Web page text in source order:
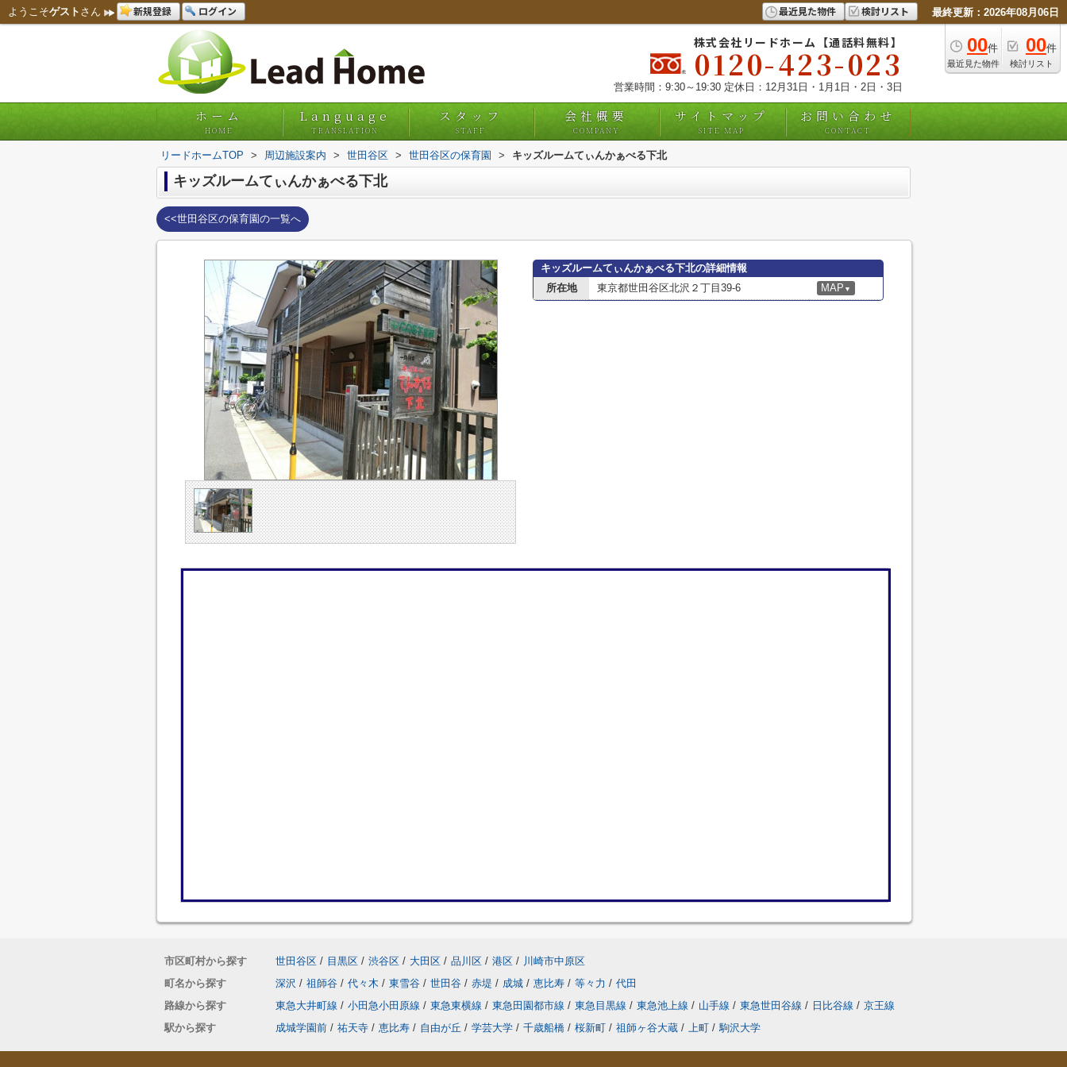
ようこそゲスト さん 新規登録 ログイン 最近見た物件 検討リスト 最終更新：2026年08月06日
00件
最近見た物件
00件
検討リスト
株式会社リードホーム【通話料無料】
0120-423-023
営業時間：9:30～19:30 定休日：12月31日・1月1日・2日・3日
ホーム
HOME
Language
TRANSLATION
スタッフ
STAFF
会社概要
COMPANY
サイトマップ
SITE MAP
お問い合わせ
CONTACT
リードホームTOP > 周辺施設案内 > 世田谷区 > 世田谷区の保育園 > キッズルームてぃんかぁべる下北
キッズルームてぃんかぁべる下北
<<世田谷区の保育園の一覧へ
キッズルームてぃんかぁべる下北の詳細情報
所在地
東京都世田谷区北沢２丁目39-6 MAP ▼
市区町村から探す 世田谷区 / 目黒区 / 渋谷区 / 大田区 / 品川区 / 港区 / 川崎市中原区
町名から探す
深沢 / 祖師谷 / 代々木 / 東雪谷 / 世田谷 / 赤堤 / 成城 / 恵比寿 / 等々力 / 代田
路線から探す
東急大井町線 / 小田急小田原線 / 東急東横線 / 東急田園都市線 / 東急目黒線 / 東急池上線 / 山手線 / 東急世田谷線 / 日比谷線 / 京王線
駅から探す
成城学園前 / 祐天寺 / 恵比寿 / 自由が丘 / 学芸大学 / 千歳船橋 / 桜新町 / 祖師ヶ谷大蔵 / 上町 / 駒沢大学